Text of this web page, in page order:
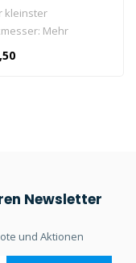
kleinster
Mehr
bei minimaler
Newsletter
und Aktionen